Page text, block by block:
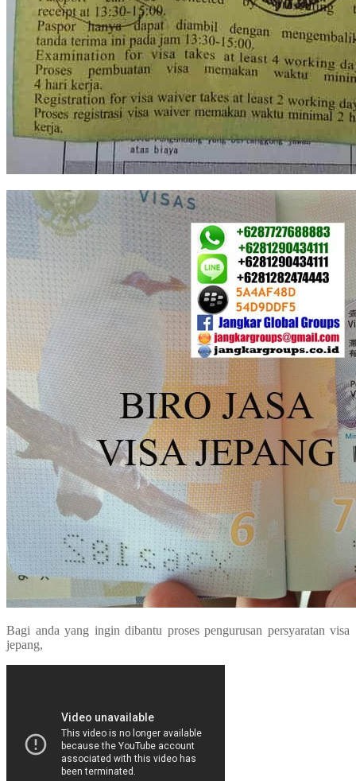
Bagi anda yang ingin dibantu proses pengurusan persyaratan visa
jepang,